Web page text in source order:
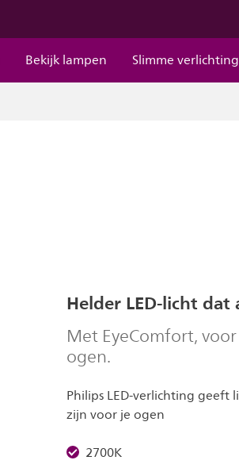
Bekijk lampen Slimme verlichting
Helder LED-licht
Met EyeComfort,
ogen.
Philips LED-verlichting
zijn voor je ogen
2700K